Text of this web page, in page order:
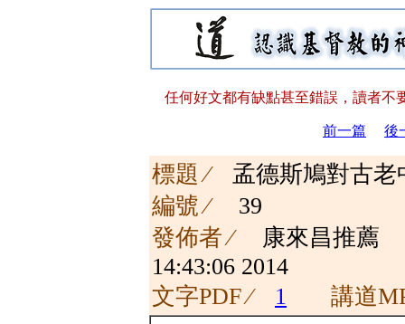
任何好文都有缺點甚至錯誤，讀者不
前一篇 後
標題 ∕孟德斯鳩對古
編號 ∕
39
發佈者 ∕
康來昌推
14:43:06 2014
文字PDF ∕ 1 講道